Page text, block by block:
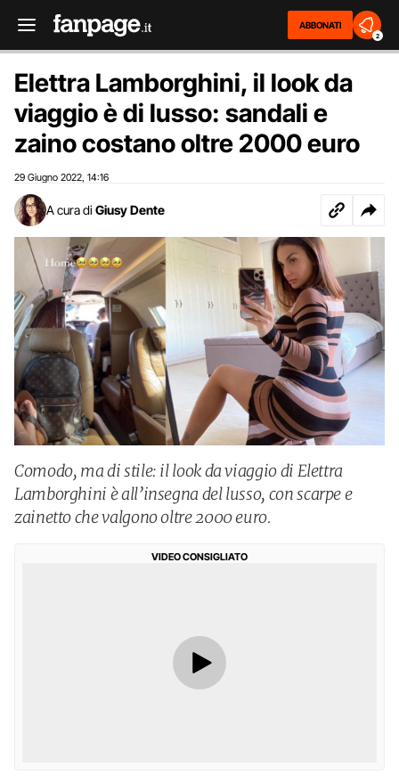
ABBONATI
2
Elettra Lamborghini, il look da
viaggio è di lusso: sandali e
zaino costano oltre 2000 euro
29 Giugno 2022 14:16
A cura di Giusy Dente
Comodo, ma di stile: il look da viaggio di Elettra
Lamborghini è all’insegna del lusso, con scarpe e
zainetto che valgono oltre 2000 euro.
VIDEO CONSIGLIATO